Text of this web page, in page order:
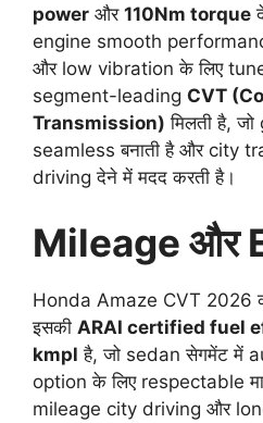
power और 110Nm torque
engine smooth
और low vibration के लिए
segment-leading CVT
Transmission) मिलती है,
seamless बनाती है और city
driving देने में मदद करती है।
Mileage और
Honda Amaze CVT 2026
इसकी ARAI certified fuel
kmpl है, जो sedan सेगमेंट में
option के लिए respectable
mileage city driving और